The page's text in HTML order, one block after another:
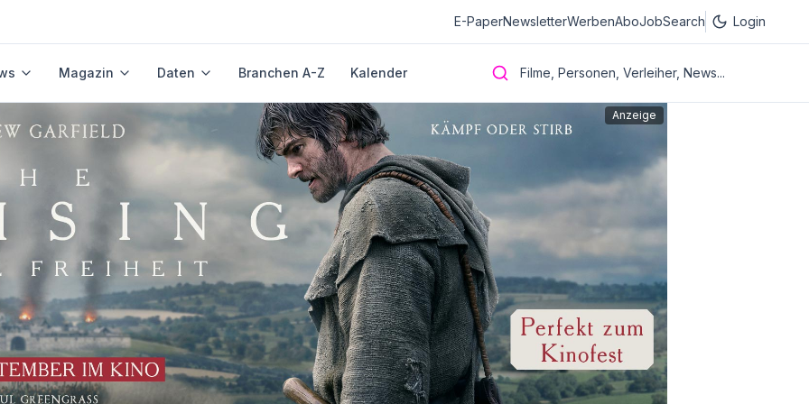
E-PaperNewsletterWerbenAboJobSearch Login
Magazin Daten Branchen A-Z Kalender Filme, Personen, Verleiher, News...
Anzeige